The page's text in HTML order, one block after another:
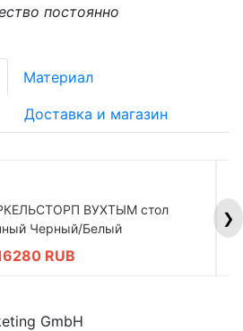
постоянно
Материал
Доставка и магазин
ВУХТЫМ стол
Черный/Белый
RUB
❯
GmbH